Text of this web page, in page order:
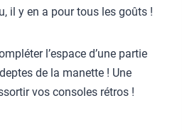
il y en a pour tous les goûts !
l’espace d’une partie
de la manette ! Une
vos consoles rétros !